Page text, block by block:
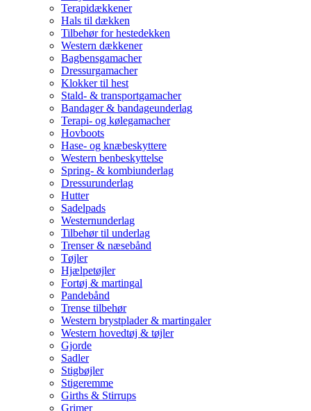
Terapidækkener
Hals til dækken
Tilbehør for hestedekken
Western dækkener
Bagbensgamacher
Dressurgamacher
Klokker til hest
Stald- & transportgamacher
Bandager & bandageunderlag
Terapi- og kølegamacher
Hovboots
Hase- og knæbeskyttere
Western benbeskyttelse
Spring- & kombiunderlag
Dressurunderlag
Hutter
Sadelpads
Westernunderlag
Tilbehør til underlag
Trenser & næsebånd
Tøjler
Hjælpetøjler
Fortøj & martingal
Pandebånd
Trense tilbehør
Western brystplader & martingaler
Western hovedtøj & tøjler
Gjorde
Sadler
Stigbøjler
Stigeremme
Girths & Stirrups
Grimer